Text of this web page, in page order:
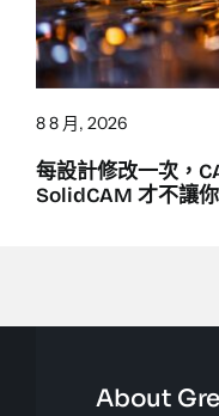
8 8 月, 2026
每設計修改一次，
SolidCAM 才不讓
About